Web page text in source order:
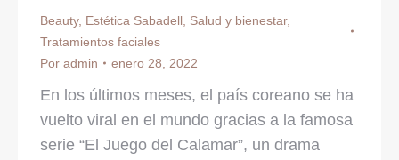
Beauty, Estética Sabadell, Salud y bienestar,
Tratamientos faciales
Por admin enero 28, 2022
En los últimos meses, el país coreano se ha
vuelto viral en el mundo gracias a la famosa
serie “El Juego del Calamar”, un drama